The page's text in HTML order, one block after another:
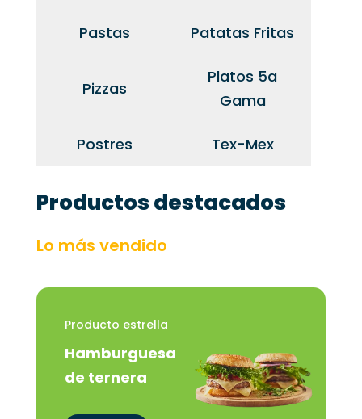
Pastas Patatas Fritas
Pizzas
Platos 5a
Gama
Postres Tex-Mex
Productos destacados
Lo más vendido
Producto estrella
Hamburguesa
de ternera